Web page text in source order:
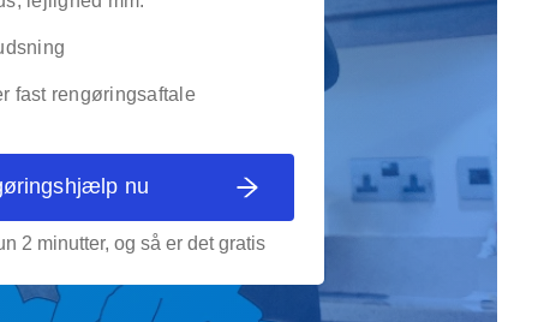
fast rengøringsaftale
nu
2 minutter, og så er det gratis